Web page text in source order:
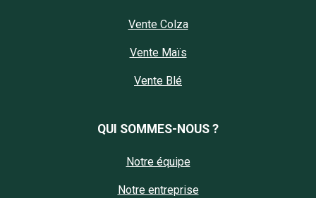
Vente Colza
Vente Maïs
Vente Blé
QUI SOMMES-NOUS ?
Notre équipe
Notre entreprise